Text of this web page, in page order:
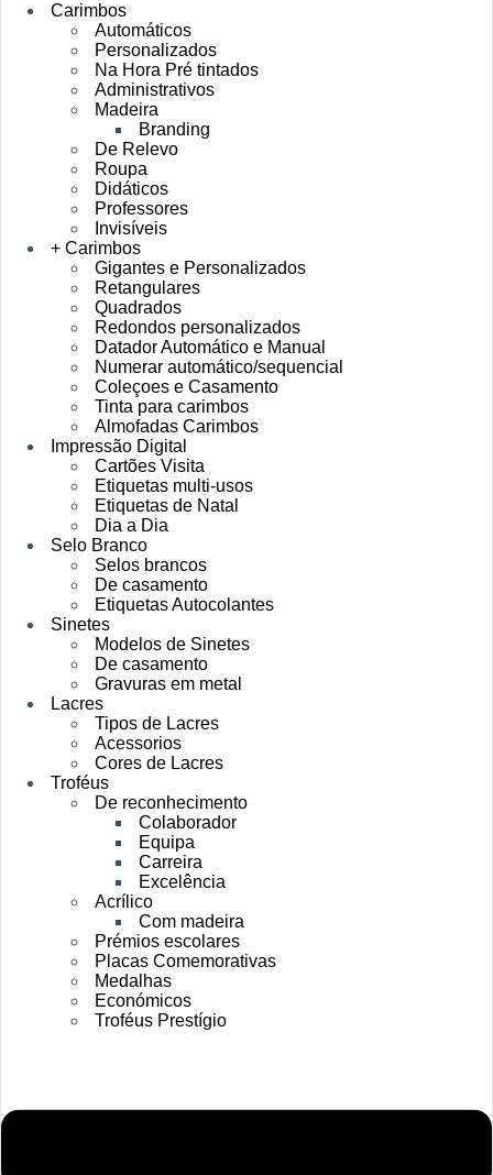
Carimbos
Automáticos
Personalizados
Na Hora Pré tintados
Administrativos
Madeira
Branding
De Relevo
Roupa
Didáticos
Professores
Invisíveis
+ Carimbos
Gigantes e Personalizados
Retangulares
Quadrados
Redondos personalizados
Datador Automático e Manual
Numerar automático/sequencial
Coleçoes e Casamento
Tinta para carimbos
Almofadas Carimbos
Impressão Digital
Cartões Visita
Etiquetas multi-usos
Etiquetas de Natal
Dia a Dia
Selo Branco
Selos brancos
De casamento
Etiquetas Autocolantes
Sinetes
Modelos de Sinetes
De casamento
Gravuras em metal
Lacres
Tipos de Lacres
Acessorios
Cores de Lacres
Troféus
De reconhecimento
Colaborador
Equipa
Carreira
Excelência
Acrílico
Com madeira
Prémios escolares
Placas Comemorativas
Medalhas
Económicos
Troféus Prestígio